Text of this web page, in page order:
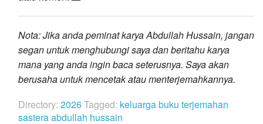
Nota: Jika anda peminat karya Abdullah Hussain, jangan
segan untuk menghubungi saya dan beritahu karya
mana yang anda ingin baca seterusnya. Saya akan
berusaha untuk mencetak atau menterjemahkannya.
Directory: 2026Tagged: keluargabuku terjemahan
sasteraabdullah hussain